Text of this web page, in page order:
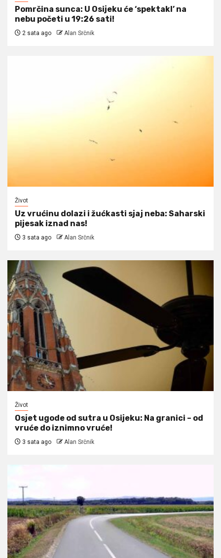
Pomrčina sunca: U Osijeku će ‘spektakl’ na
nebu početi u 19:26 sati!
2 sata ago Alan Srčnik
Život
Uz vrućinu dolazi i žućkasti sjaj neba: Saharski
pijesak iznad nas!
3 sata ago Alan Srčnik
Život
Osjet ugode od sutra u Osijeku: Na granici – od
vruće do iznimno vruće!
3 sata ago Alan Srčnik